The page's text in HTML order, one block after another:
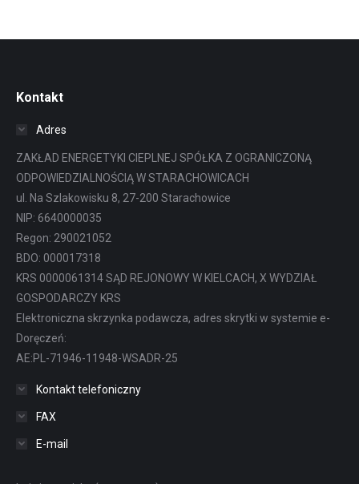
Kontakt
Adres
ZAKŁAD ENERGETYKI CIEPLNEJ SPÓŁKA Z OGRANICZONĄ
ODPOWIEDZIALNOŚCIĄ W STARACHOWICACH
ul. Na Szlakowisku 8, 27-200 Starachowice
NIP: 6640000035
Regon: 290021052
BDO: 000017318
KRS 0000061314 SĄD REJONOWY W KIELCACH, X WYDZIAŁ
GOSPODARCZY KRS
Elektroniczna skrzynka podawcza, adres skrytki w systemie e-
Doręczeń:
AE:PL-71946-11948-WSADR-25
Kontakt telefoniczny
FAX
E-mail